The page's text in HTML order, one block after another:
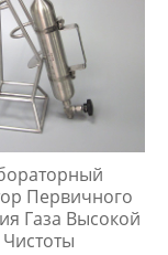
Первичного
Газа Высокой
Чистоты